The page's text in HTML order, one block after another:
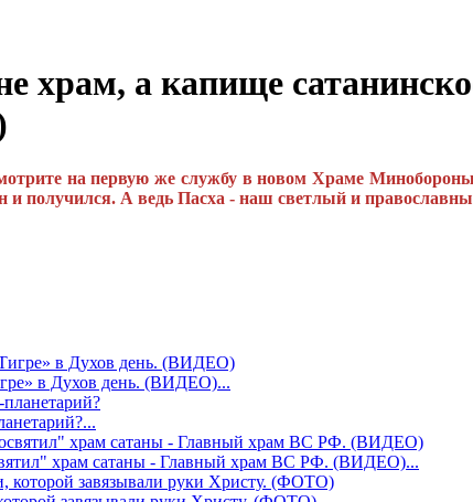
а капище
на первую же службу в новом Храме
получился. А ведь Пасха - наш светлый и
в Духов день. (ВИДЕО)...
храм сатаны - Главный храм ВС РФ. (ВИДЕО)...